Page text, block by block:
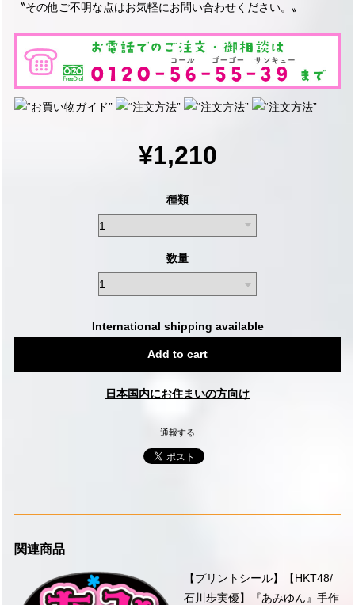
〝その他ご不明な点はお気軽にお問い合わせください。〟
¥1,210
種類
数量
International shipping available
Add to cart
日本国内にお住まいの方向け
通報する
関連商品
【プリントシール】【HKT48/
石川歩実優】『あみゆん』手作